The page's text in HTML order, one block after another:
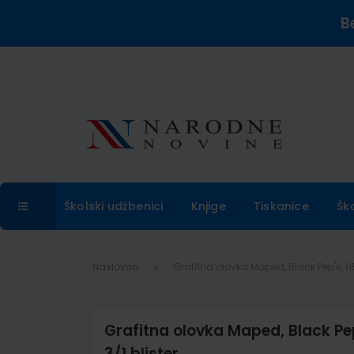
Školski udžbenici Knjige Tiskanice
Naslovna
Grafitna olovka Maped, Black